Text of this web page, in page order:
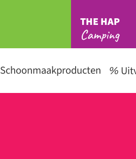
THE HAP
Camping
Schoonmaakproducten